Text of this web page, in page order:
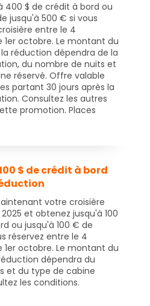
400 $ de crédit à bord ou
jusqu'à 500 € si vous
entre le 4
octobre. Le montant du
réduction dépendra de la
du nombre de nuits et
réservé. Offre valable
partant 30 jours après la
Consultez les autres
promotion. Places
$ de crédit à bord
votre croisière
et obtenez jusqu'à 100
ou jusqu'à 100 € de
réservez entre le 4
octobre. Le montant du
dépendra du
et du type de cabine
les conditions.